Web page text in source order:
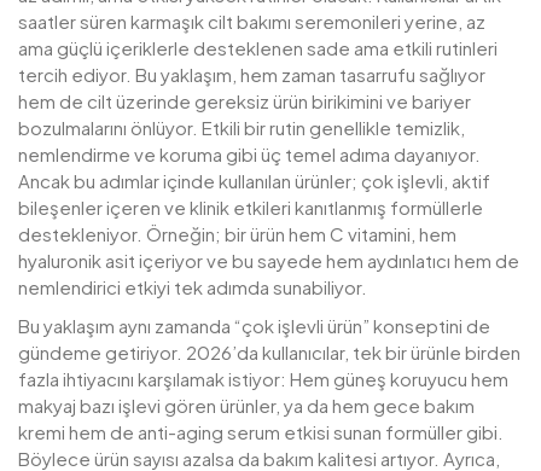
saatler süren karmaşık cilt bakımı seremonileri yerine, az
ama güçlü içeriklerle desteklenen sade ama etkili rutinleri
tercih ediyor. Bu yaklaşım, hem zaman tasarrufu sağlıyor
hem de cilt üzerinde gereksiz ürün birikimini ve bariyer
bozulmalarını önlüyor. Etkili bir rutin genellikle temizlik,
nemlendirme ve koruma gibi üç temel adıma dayanıyor.
Ancak bu adımlar içinde kullanılan ürünler; çok işlevli, aktif
bileşenler içeren ve klinik etkileri kanıtlanmış formüllerle
destekleniyor. Örneğin; bir ürün hem C vitamini, hem
hyaluronik asit içeriyor ve bu sayede hem aydınlatıcı hem de
nemlendirici etkiyi tek adımda sunabiliyor.
Bu yaklaşım aynı zamanda “çok işlevli ürün” konseptini de
gündeme getiriyor. 2026’da kullanıcılar, tek bir ürünle birden
fazla ihtiyacını karşılamak istiyor: Hem güneş koruyucu hem
makyaj bazı işlevi gören ürünler, ya da hem gece bakım
kremi hem de anti-aging serum etkisi sunan formüller gibi.
Böylece ürün sayısı azalsa da bakım kalitesi artıyor. Ayrıca,